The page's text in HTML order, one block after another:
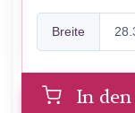
Breite
In